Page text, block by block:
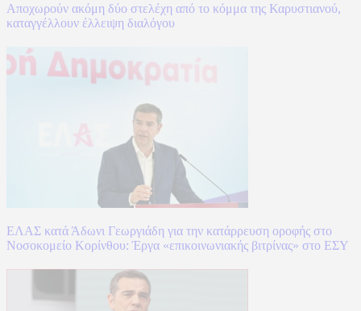
Αποχωρούν ακόμη δύο στελέχη από το κόμμα της Καρυστιανού,
καταγγέλλουν έλλειψη διαλόγου
ΕΛΑΣ κατά Άδωνι Γεωργιάδη για την κατάρρευση οροφής στο
Νοσοκομείο Κορίνθου: Έργα «επικοινωνιακής βιτρίνας» στο ΕΣΥ